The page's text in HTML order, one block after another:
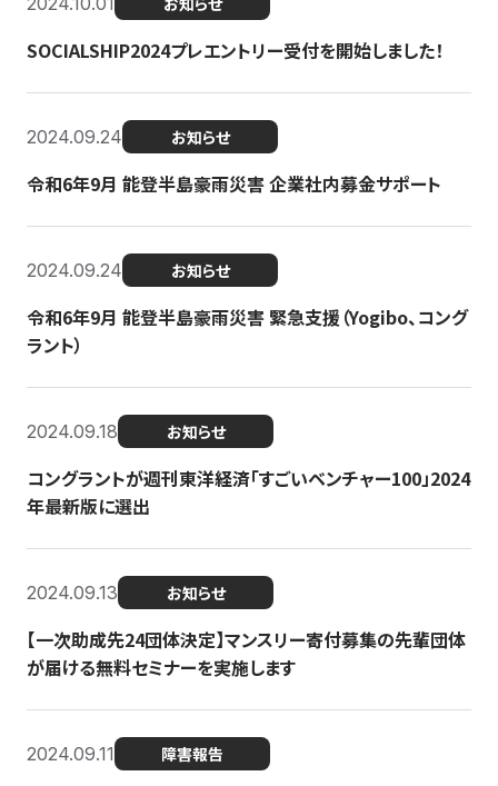
SOCIALSHIP2024プレエントリー受付を開始しました！
2024.09.24 お知らせ
令和6年9月 能登半島豪雨災害 企業社内募金サポート
2024.09.24 お知らせ
令和6年9月 能登半島豪雨災害 緊急支援（Yogibo、コング
ラント）
2024.09.18 お知らせ
コングラントが週刊東洋経済「すごいベンチャー100」2024
年最新版に選出
2024.09.13 お知らせ
【一次助成先24団体決定】マンスリー寄付募集の先輩団体
が届ける無料セミナーを実施します
2024.09.11 障害報告